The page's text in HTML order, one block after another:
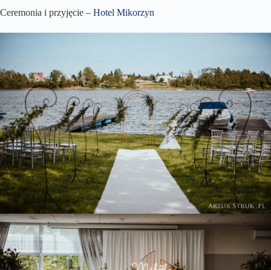
Ceremonia i przyjęcie – Hotel Mikorzyn